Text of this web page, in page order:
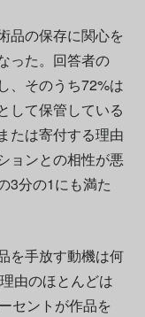
品の保存に関心を
った。回答者の
、そのうち72%は
して保管している
たは寄付する理由
ョンとの相性が悪
3分の1にも満た
を手放す動機は何
由のほとんどは
セントが作品を